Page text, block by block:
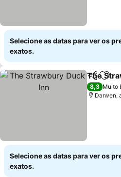
Selecione as datas para ver os
exatos.
Partilhar
The
8,3 Muito
Darwen,
Selecione as datas para ver os
exatos.